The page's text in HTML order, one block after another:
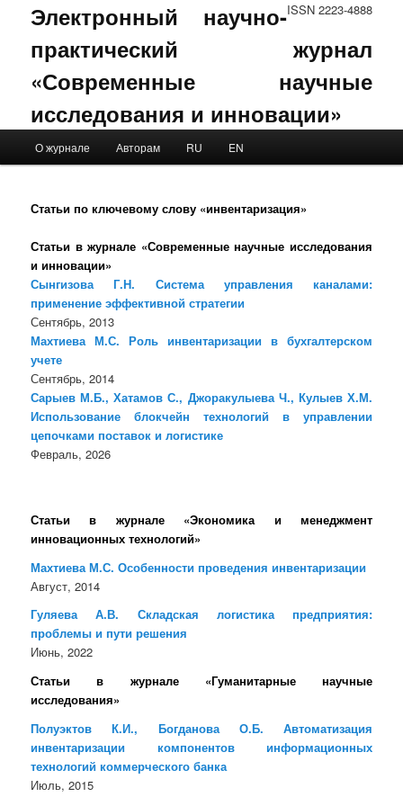
ISSN 2223-4888
Электронный научно-
практический журнал
«Современные научные
исследования и инновации»
Skip to primary content
Skip to secondary content
О журнале Авторам RU EN
Статьи по ключевому слову «инвентаризация»
Статьи в журнале «Современные научные исследования
и инновации»
Сынгизова Г.Н. Система управления каналами:
применение эффективной стратегии
Сентябрь, 2013
Махтиева М.С. Роль инвентаризации в бухгалтерском
учете
Сентябрь, 2014
Сарыев М.Б., Хатамов С., Джоракулыева Ч., Кулыев Х.М.
Использование блокчейн технологий в управлении
цепочками поставок и логистике
Февраль, 2026
Статьи в журнале «Экономика и менеджмент
инновационных технологий»
Махтиева М.С. Особенности проведения инвентаризации
Август, 2014
Гуляева А.В. Складская логистика предприятия:
проблемы и пути решения
Июнь, 2022
Статьи в журнале «Гуманитарные научные
исследования»
Полуэктов К.И., Богданова О.Б. Автоматизация
инвентаризации компонентов информационных
технологий коммерческого банка
Июль, 2015